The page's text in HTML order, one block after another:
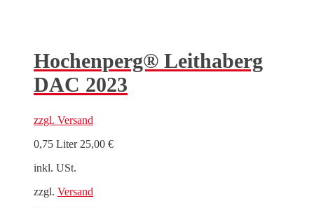
Hochenperg® Leithaberg
DAC 2023
zzgl. Versand
0,75 Liter 25,00 €
inkl. USt.
zzgl. Versand